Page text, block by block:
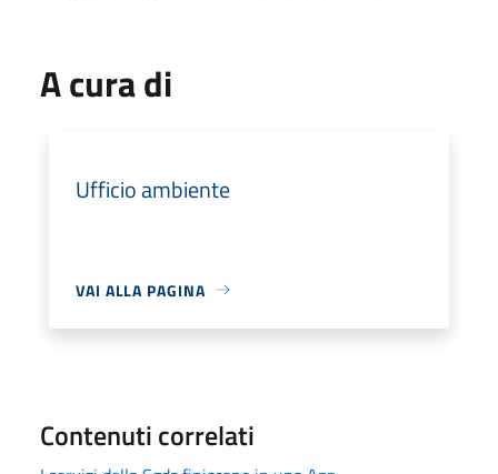
A cura di
Ufficio ambiente
VAI ALLA PAGINA
Contenuti correlati